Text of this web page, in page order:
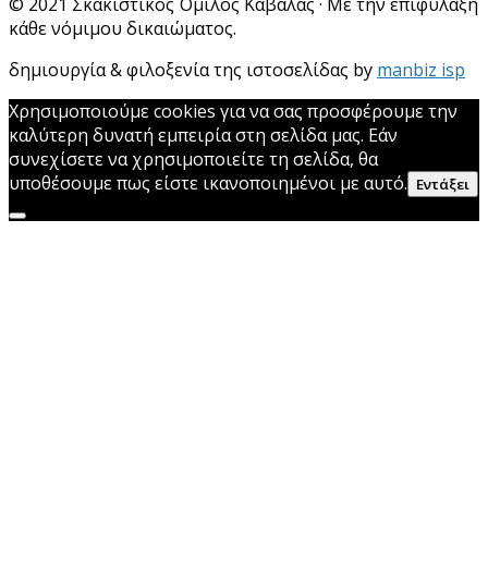
κάθε νόμιμου δικαιώματος.
δημιουργία & φιλοξενία της ιστοσελίδας by manbiz isp
Χρησιμοποιούμε cookies για να σας προσφέρουμε την
καλύτερη δυνατή εμπειρία στη σελίδα μας. Εάν
συνεχίσετε να χρησιμοποιείτε τη σελίδα, θα
υποθέσουμε πως είστε ικανοποιημένοι με αυτό. Εντάξει